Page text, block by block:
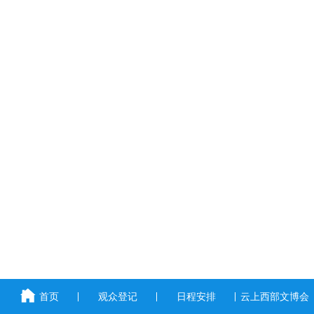
首页 观众登记 日程安排 云上西部文博会